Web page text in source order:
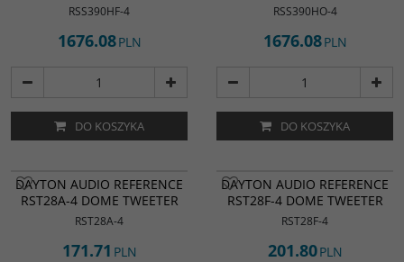
RSS390HF-4
1676.08PLN
DO KOSZYKA
RSS390HO-4
1676.08PLN
DO KOSZYKA
DAYTON AUDIO REFERENCE
RST28A-4 DOME TWEETER
RST28A-4
171.71 PLN
DAYTON AUDIO REFERENCE
RST28F-4 DOME TWEETER
RST28F-4
201.80PLN